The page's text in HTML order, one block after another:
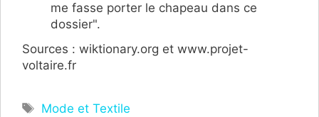
me fasse porter le chapeau dans ce
dossier".
Sources : wiktionary.org et www.projet-
voltaire.fr
Étiquettes
Mode et Textile